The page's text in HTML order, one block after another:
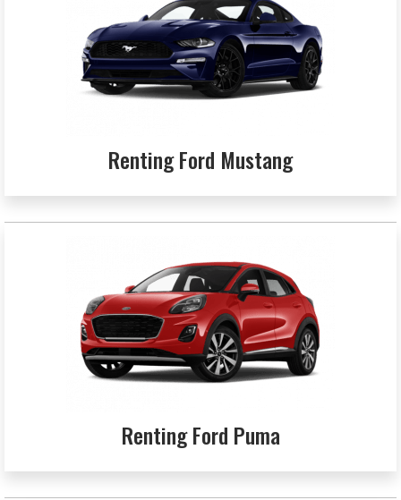
Renting Ford Mustang
Renting Ford Puma